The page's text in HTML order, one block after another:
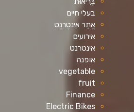
בעלי חיים
אֲתַר אִינטֶרנֶט
אירועים
אינטרנט
אופנה
vegetable
fruit
Finance
Electric Bikes